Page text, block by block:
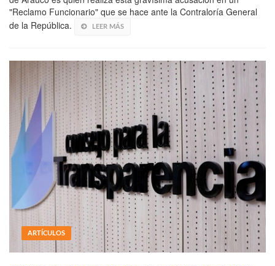
"Reclamo Funcionario" que se hace ante la Contraloría General
de la República.
LEER MÁS
ARTÍCULOS